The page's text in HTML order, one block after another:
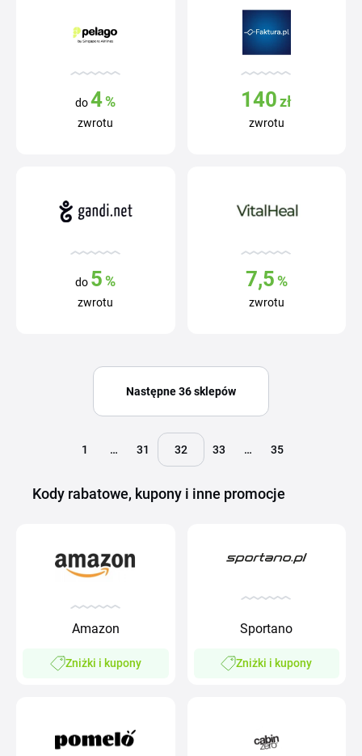
do 4%
zwrotu
140 zł
zwrotu
do 5 %
zwrotu
7,5%
zwrotu
Następne 36 sklepów
1 … 31 32 33 … 35
Kody rabatowe, kupony i inne promocje
Amazon
Zniżki i kupony
Sportano
Zniżki i kupony